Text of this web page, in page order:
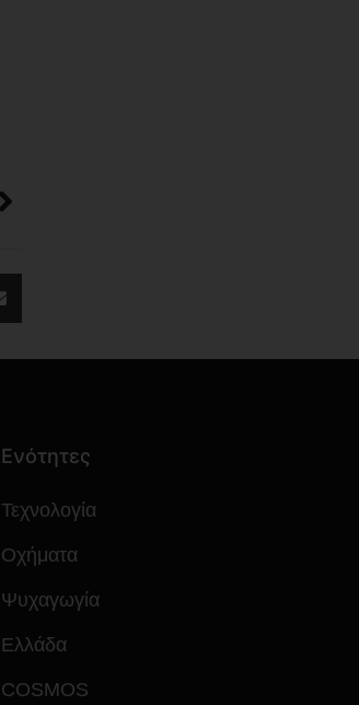
Ενότητες
Τεχνολογία
Οχήματα
Ψυχαγωγία
Ελλάδα
COSMOS